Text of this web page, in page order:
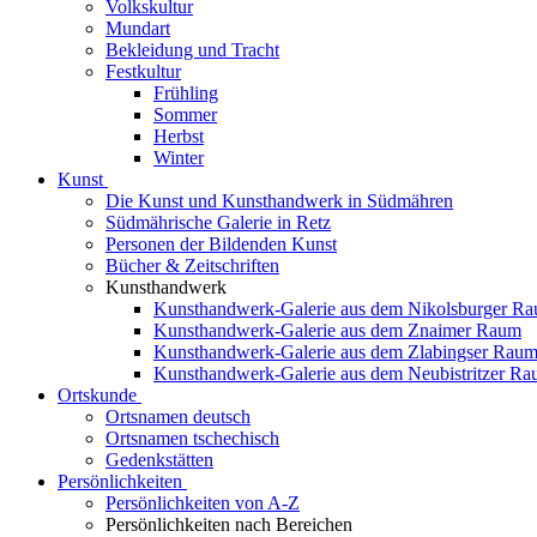
Volkskultur
Mundart
Bekleidung und Tracht
Festkultur
Frühling
Sommer
Herbst
Winter
Kunst
Die Kunst und Kunsthandwerk in Südmähren
Südmährische Galerie in Retz
Personen der Bildenden Kunst
Bücher & Zeitschriften
Kunsthandwerk
Kunsthandwerk-Galerie aus dem Nikolsburger
Kunsthandwerk-Galerie aus dem Znaimer Raum
Kunsthandwerk-Galerie aus dem Zlabingser Raum
Kunsthandwerk-Galerie aus dem Neubistritzer
Ortskunde
Ortsnamen deutsch
Ortsnamen tschechisch
Gedenkstätten
Persönlichkeiten
Persönlichkeiten von A-Z
Persönlichkeiten nach Bereichen